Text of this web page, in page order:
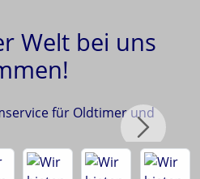
Welt bei uns